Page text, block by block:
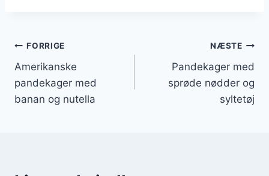
Indlægsnavigation
FORRIGE
Amerikanske
pandekager med
banan og nutella
NÆSTE
Pandekager med
sprøde nødder og
syltetøj